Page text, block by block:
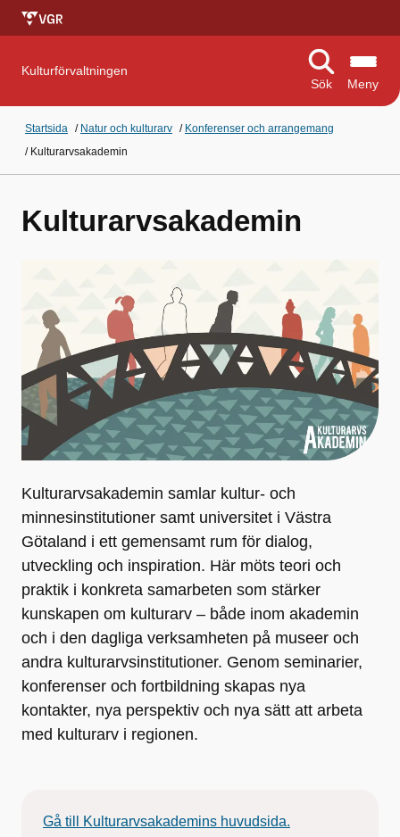
Kulturförvaltningen
Sök
Meny
Startsida / Natur och kulturarv / Konferenser och arrangemang
/ Kulturarvsakademin
Kulturarvsakademin
Kulturarvsakademin samlar kultur- och
minnesinstitutioner samt universitet i Västra
Götaland i ett gemensamt rum för dialog,
utveckling och inspiration. Här möts teori och
praktik i konkreta samarbeten som stärker
kunskapen om kulturarv – både inom akademin
och i den dagliga verksamheten på museer och
andra kulturarvsinstitutioner. Genom seminarier,
konferenser och fortbildning skapas nya
kontakter, nya perspektiv och nya sätt att arbeta
med kulturarv i regionen.
Gå till Kulturarvsakademins huvudsida.